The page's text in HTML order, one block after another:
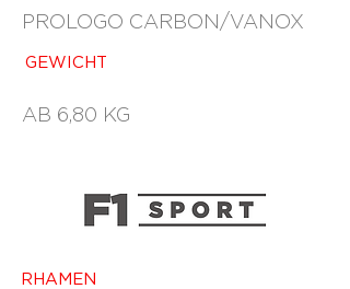
AB 6,80 KG
GEWICHT
PROLOGO CARBON/VANOX
RHAMEN